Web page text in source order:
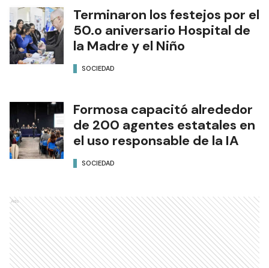
Terminaron los festejos por el
50.o aniversario Hospital de
la Madre y el Niño
SOCIEDAD
Formosa capacitó alrededor
de 200 agentes estatales en
el uso responsable de la IA
SOCIEDAD
Ads